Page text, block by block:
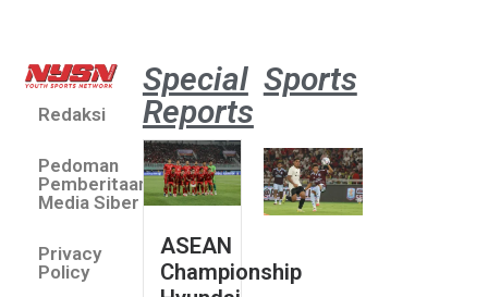
Redaksi
Pedoman
Pemberitaan
Media Siber
Privacy
Policy
Special
Reports
ASEAN
Championship
Sports